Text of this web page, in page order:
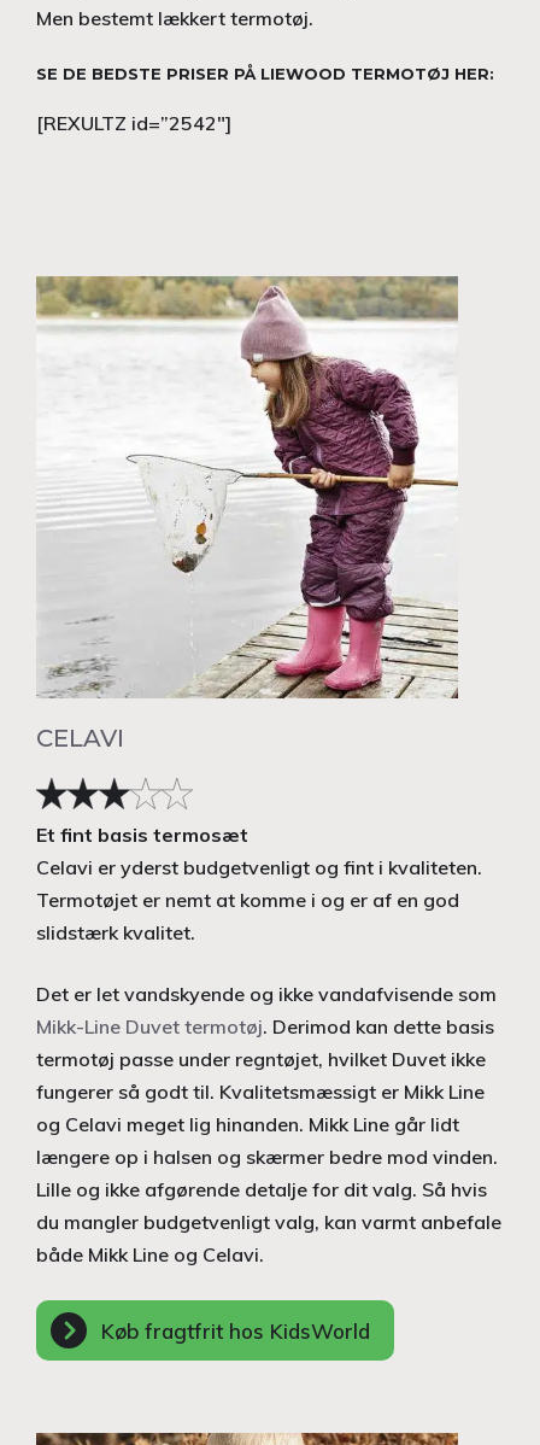
Men bestemt lækkert termotøj.
SE DE BEDSTE PRISER PÅ LIEWOOD TERMOTØJ HER:
[REXULTZ id=”2542″]
CELAVI
Et fint basis termosæt
Celavi er yderst budgetvenligt og fint i kvaliteten.
Termotøjet er nemt at komme i og er af en god
slidstærk kvalitet.
Det er let vandskyende og ikke vandafvisende som
Mikk-Line Duvet termotøj. Derimod kan dette basis
termotøj passe under regntøjet, hvilket Duvet ikke
fungerer så godt til. Kvalitetsmæssigt er Mikk Line
og Celavi meget lig hinanden. Mikk Line går lidt
længere op i halsen og skærmer bedre mod vinden.
Lille og ikke afgørende detalje for dit valg. Så hvis
du mangler budgetvenligt valg, kan varmt anbefale
både Mikk Line og Celavi.
Køb fragtfrit hos KidsWorld